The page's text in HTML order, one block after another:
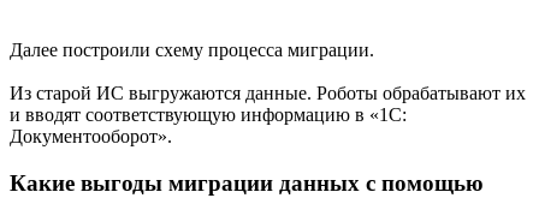
Далее построили схему процесса миграции.
Из старой ИС выгружаются данные. Роботы обрабатывают их
и вводят соответствующую информацию в «1С:
Документооборот».
Какие выгоды миграции данных с помощью